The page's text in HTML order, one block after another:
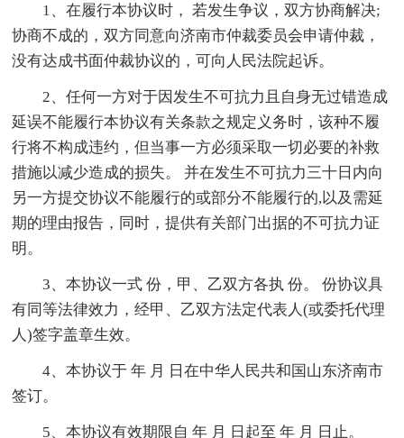
1、在履行本协议时， 若发生争议，双方协商解决;
协商不成的，双方同意向济南市仲裁委员会申请仲裁，
没有达成书面仲裁协议的，可向人民法院起诉。
2、任何一方对于因发生不可抗力且自身无过错造成
延误不能履行本协议有关条款之规定义务时，该种不履
行将不构成违约，但当事一方必须采取一切必要的补救
措施以减少造成的损失。 并在发生不可抗力三十日内向
另一方提交协议不能履行的或部分不能履行的,以及需延
期的理由报告，同时，提供有关部门出据的不可抗力证
明。
3、本协议一式 份，甲、乙双方各执 份。 份协议具
有同等法律效力，经甲、乙双方法定代表人(或委托代理
人)签字盖章生效。
4、本协议于 年 月 日在中华人民共和国山东济南市
签订。
5、本协议有效期限自 年 月 日起至 年 月 日止。